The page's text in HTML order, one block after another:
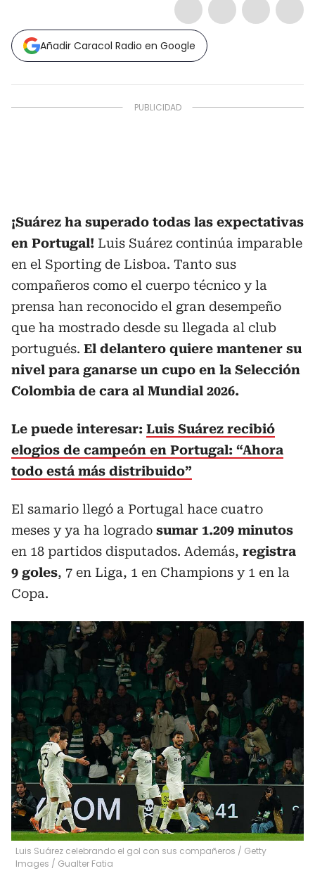
Añadir Caracol Radio en Google
¡Suárez ha superado todas las expectativas
en Portugal! Luis Suárez continúa imparable
en el Sporting de Lisboa. Tanto sus
compañeros como el cuerpo técnico y la
prensa han reconocido el gran desempeño
que ha mostrado desde su llegada al club
portugués. El delantero quiere mantener su
nivel para ganarse un cupo en la Selección
Colombia de cara al Mundial 2026.
Le puede interesar: Luis Suárez recibió
elogios de campeón en Portugal: “Ahora
todo está más distribuido”
El samario llegó a Portugal hace cuatro
meses y ya ha logrado sumar 1.209 minutos
en 18 partidos disputados. Además, registra
9 goles, 7 en Liga, 1 en Champions y 1 en la
Copa.
Luis Suárez celebrando el gol con sus compañeros / Getty
Images / Gualter Fatia